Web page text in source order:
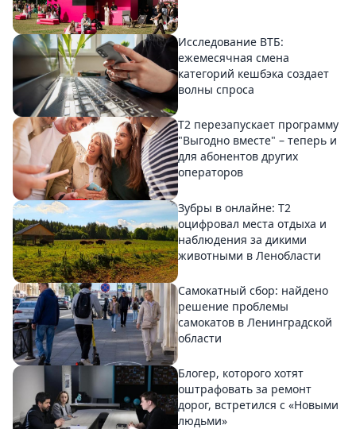
Исследование ВТБ:
ежемесячная смена
категорий кешбэка создает
волны спроса
Т2 перезапускает программу
"Выгодно вместе" – теперь и
для абонентов других
операторов
Зубры в онлайне: Т2
оцифровал места отдыха и
наблюдения за дикими
животными в Ленобласти
Самокатный сбор: найдено
решение проблемы
самокатов в Ленинградской
области
Блогер, которого хотят
оштрафовать за ремонт
дорог, встретился с «Новыми
людьми»